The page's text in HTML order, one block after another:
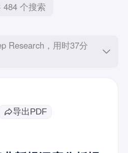
484 个搜索
Research，用时37分
导出PDF